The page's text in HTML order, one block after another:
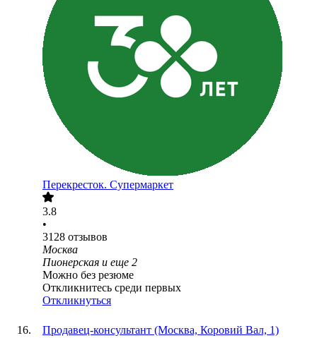
Перекресток. Супермаркет
3.8
•
3128 отзывов
Москва
Пионерская и еще 2
Можно без резюме
Откликнитесь среди первых
Откликнуться
Продавец-консультант (Москва, Коровий Вал, 1)